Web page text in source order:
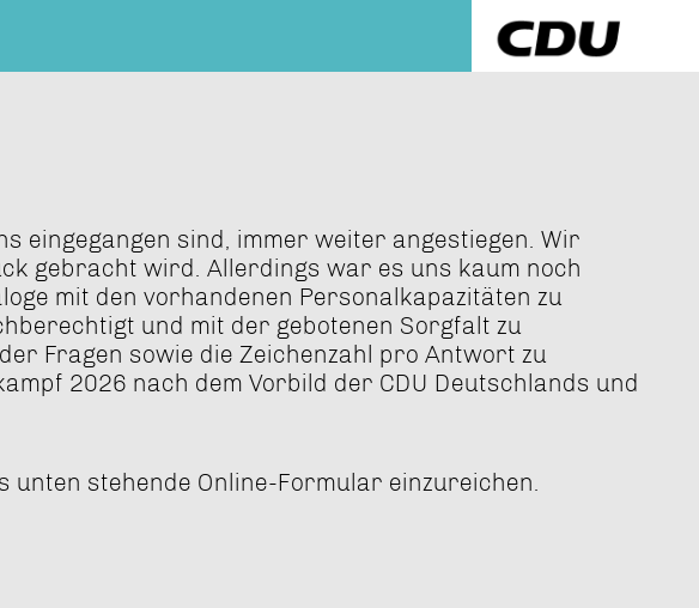
eingegangen sind, immer weiter angestiegen. Wir
gebracht wird. Allerdings war es uns kaum noch
mit den vorhandenen Personalkapazitäten zu
und mit der gebotenen Sorgfalt zu
Fragen sowie die Zeichenzahl pro Antwort zu
2026 nach dem Vorbild der CDU Deutschlands und
stehende Online-Formular einzureichen.